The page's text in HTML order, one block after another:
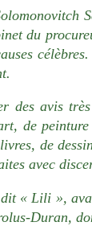
du
des avis
de
de
avec
« Lili »,
Duran,